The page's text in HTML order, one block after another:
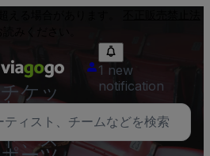
チケッ
ト - コ
ンサー
ト、ス
1 new
notification